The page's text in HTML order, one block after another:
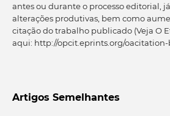
antes ou durante o processo editorial,
alterações produtivas, bem como
citação do trabalho publicado (Veja O
aqui: http://opcit.eprints.org/
Artigos Semelhantes